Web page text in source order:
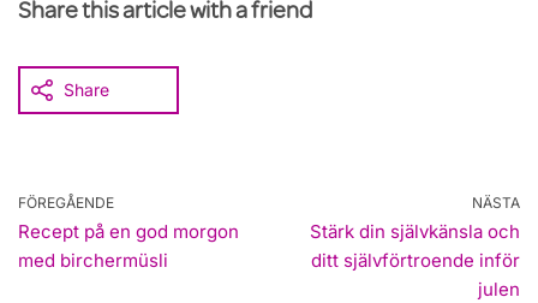
Share this article with a friend
Share
FÖREGÅENDE
Recept på en god morgon
med birchermüsli
NÄSTA
Stärk din självkänsla och
ditt självförtroende inför
julen